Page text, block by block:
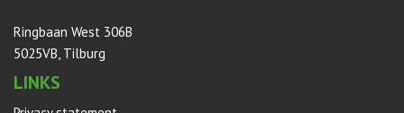
Ringbaan West 306B
5025VB, Tilburg
LINKS